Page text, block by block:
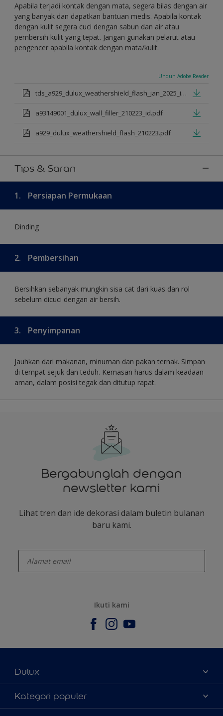
Apabila terjadi kontak dengan mata, segera bilas dengan air
yang banyak dan dapatkan bantuan medis. Apabila kontak
dengan kulit segera cuci dengan sabun dan air atau
pembersih kulit yang tepat. Jangan gunakan pelarut atau
pengencer apabila kontak dengan mata/kulit.
Unduh Adobe Reader
tds_a929_dulux_weathershield_flash_jan_2025_id.pdf
a93149001_dulux_wall_filler_210223_id.pdf
a929_dulux_weathershield_flash_210223.pdf
Tips & Saran
1. Persiapan Permukaan
Dinding
2. Pembersihan
Bersihkan sebanyak mungkin sisa cat dari kuas dan rol
sebelum dicuci dengan air bersih.
3. Penyimpanan
Jauhkan dari makanan, minuman dan pakan ternak. Simpan
di tempat sejuk dan teduh. Kemasan harus dalam keadaan
aman, dalam posisi tegak dan ditutup rapat.
Bergabunglah dengan
newsletter kami
Lihat tren dan ide dekorasi dalam buletin bulanan
baru kami.
Ikuti kami
Dulux
Tentang Kami
Contact us
Kategori populer